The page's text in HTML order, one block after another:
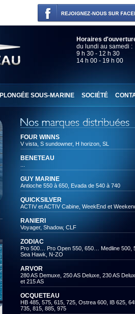
Horaires
du lundi au samedi :
9 h 30 - 12 h 30
14 h 00 - 19 h 00
PLONGÉE SOUS-MARINE SOCIÉTÉ
FOUR WINNS
V vista, S sundowner, H horizon, SL
BENETEAU
GUY MARINE
Antioche 550 à 650, Evada de 540 à 740
QUICKSILVER
ACTIV et ACTIV Cabine, WeekEnd et
RANIERI
Voyager, Shadow, CLF
ZODIAC
Pro 500… Pro Open 550, 650… Medline 500,
Sea Hawk, N-ZO
ARVOR
280 AS Demuxe, 250 AS Deluxe, 230 AS
et 215 AS
OCQUETEAU
HB 485, 575, 615, 725, Ostrea 600, IB 625,
735, 815, 885, 975